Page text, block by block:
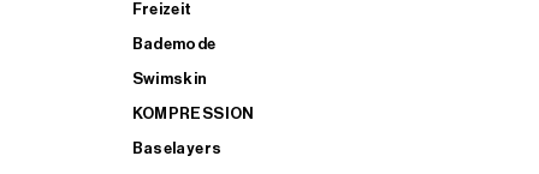
Freizeit
Bademode
Swimskin
KOMPRESSION
Baselayers